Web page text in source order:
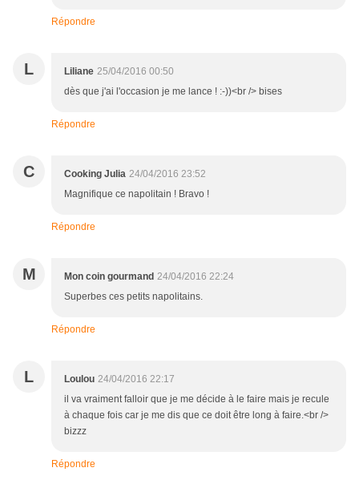
Répondre
L Liliane 25/04/2016 00:50
dès que j'ai l'occasion je me lance ! :-))<br /> bises
Répondre
C Cooking Julia 24/04/2016 23:52
Magnifique ce napolitain ! Bravo !
Répondre
M Mon coin gourmand 24/04/2016 22:24
Superbes ces petits napolitains.
Répondre
L Loulou 24/04/2016 22:17
il va vraiment falloir que je me décide à le faire mais je recule
à chaque fois car je me dis que ce doit être long à faire.<br />
bizzz
Répondre